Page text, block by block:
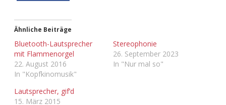
Ähnliche Beiträge
Bluetooth-Lautsprecher
mit Flammenorgel
22. August 2016
In "Kopfkinomusik"
Stereophonie
26. September 2023
In "Nur mal so"
Lautsprecher, gif’d
15. März 2015